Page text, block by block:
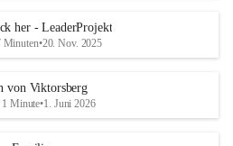
her - LeaderProjekt
Minuten•20. Nov. 2025
von Viktorsberg
1 Minute•1. Juni 2026